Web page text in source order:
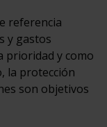
referencia
y gastos
prioridad y como
la protección
son objetivos